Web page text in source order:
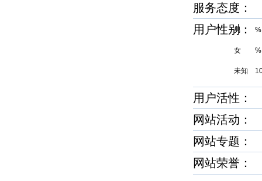
服务态度
用户性别
男 %
女 %
未知
用户活性：
网站活动：
网站专题：
网站荣誉